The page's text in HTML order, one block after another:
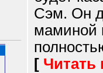
Сэм. Он
маминой
[ Читать